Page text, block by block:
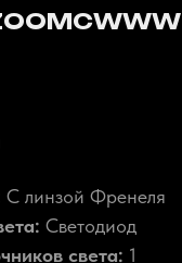
С линзой Френеля
Светодиод
света: 1